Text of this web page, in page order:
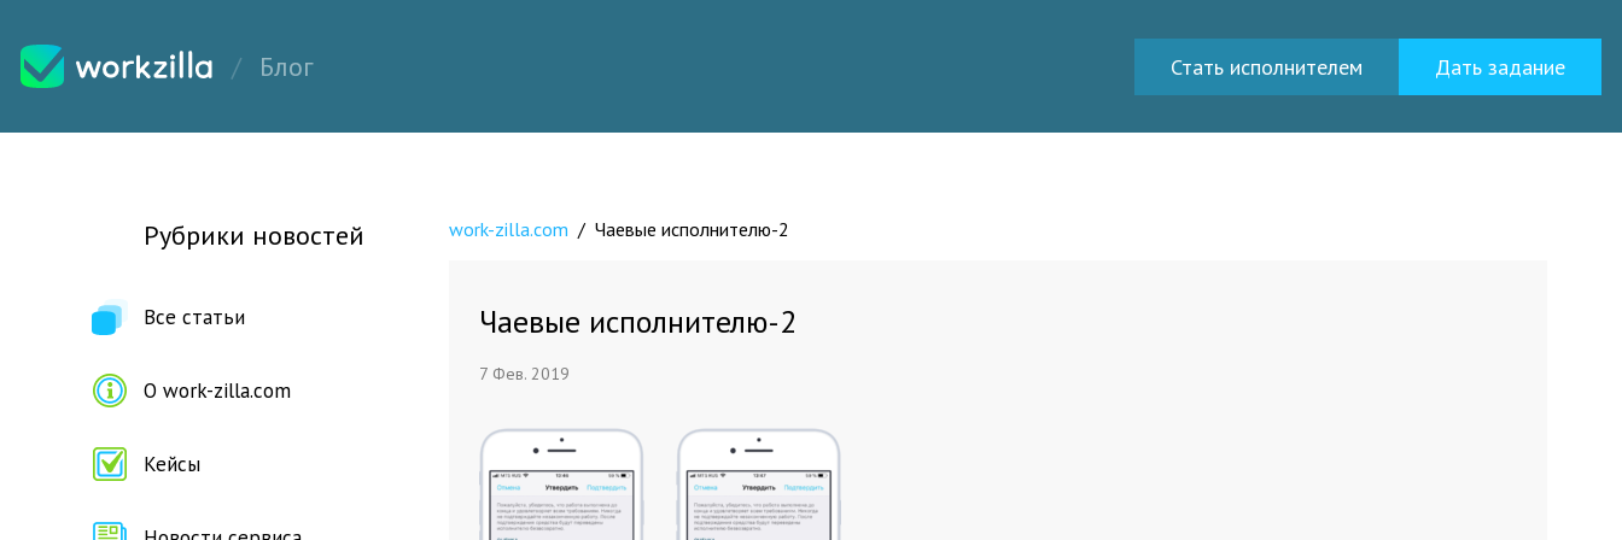
Блог Стать исполнителем Дать задание
Рубрики новостей
Все статьи
О work-zilla.com
Кейсы
work-zilla.com / Чаевые исполнителю-2
Чаевые исполнителю-2
7 Фев. 2019